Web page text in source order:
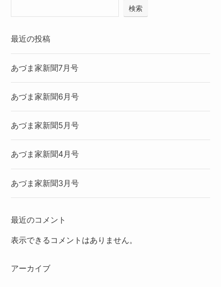
検索
最近の投稿
あづま家新聞7月号
あづま家新聞6月号
あづま家新聞5月号
あづま家新聞4月号
あづま家新聞3月号
最近のコメント
表示できるコメントはありません。
アーカイブ